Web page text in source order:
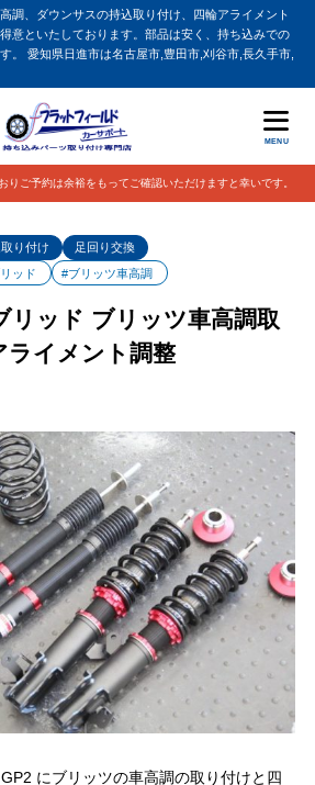
調、ダウンサスの持込取り付け、四輪アライメント
意といたしております。部品は安く、持ち込みでの
。 愛知県日進市は名古屋市,豊田市,刈谷市,長久手市,
MENU
りご予約は余裕をもってご確認いただけますと幸いです。
り付け
足回り交換
ッド #ブリッツ車高調
リッド ブリッツ車高調取
ライメント調整
にブリッツの車高調の取り付けと四